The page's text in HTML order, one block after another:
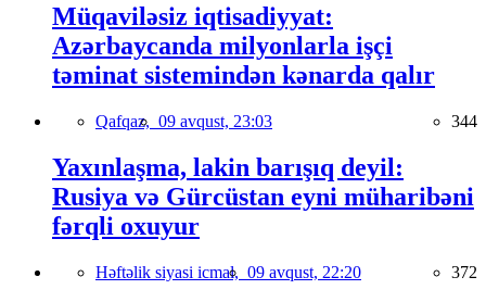
Müqaviləsiz iqtisadiyyat:
Azərbaycanda milyonlarla işçi
təminat sistemindən kənarda qalır
Qafqaz, 09 avqust, 23:03 344
Yaxınlaşma, lakin barışıq deyil:
Rusiya və Gürcüstan eyni müharibəni
fərqli oxuyur
Həftəlik siyasi icmal, 09 avqust, 22:20 372